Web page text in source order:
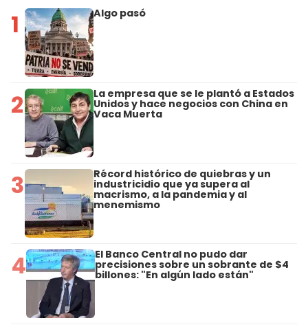
1 Algo pasó
2 La empresa que se le plantó a Estados
Unidos y hace negocios con China en
Vaca Muerta
3 Récord histórico de quiebras y un
industricidio que ya supera al
macrismo, a la pandemia y al
menemismo
4 El Banco Central no pudo dar
precisiones sobre un sobrante de $4
billones: "En algún lado están"